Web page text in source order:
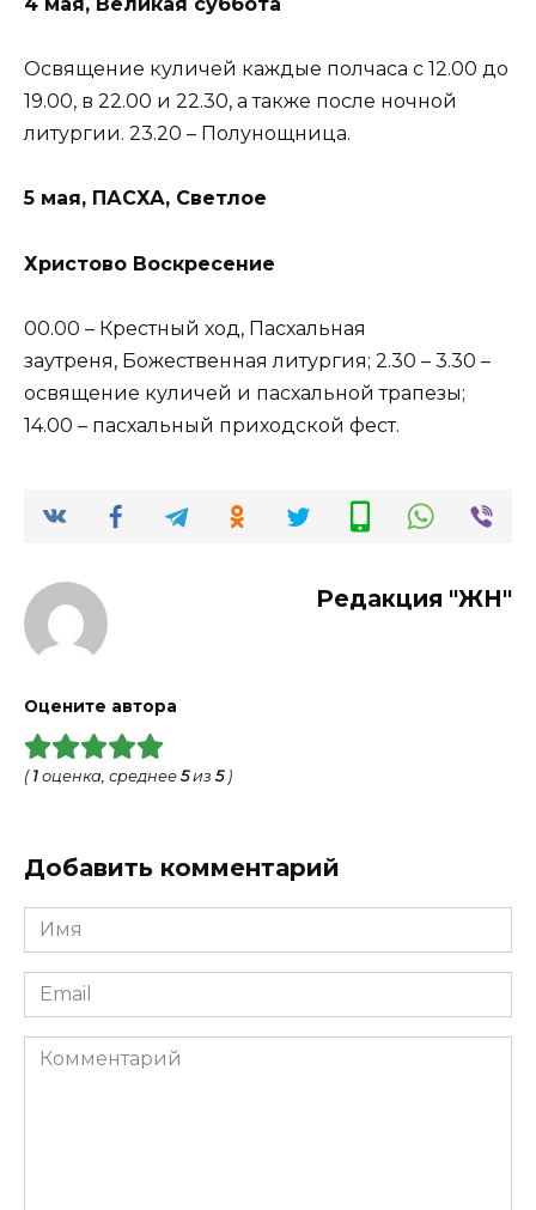
Освящение куличей каждые полчаса с 12.00 до
19.00, в 22.00 и 22.30, а также после ночной
литургии. 23.20 – Полунощница.
5 мая, ПАСХА, Светлое
Христово Воскресение
00.00 – Крестный ход, Пасхальная
заутреня, Божественная литургия; 2.30 – 3.30 –
освящение куличей и пасхальной трапезы;
14.00 – пасхальный приходской фест.
Редакция "ЖН"
Оцените автора
( 1 оценка, среднее 5из 5)
Добавить комментарий
Имя
*
Email
*
Комментарий